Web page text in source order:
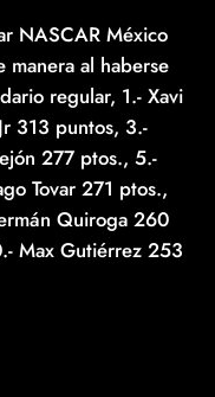
NASCAR México
al haberse
regular, 1.- Xavi
313 puntos, 3.-
277 ptos., 5.-
Tovar 271 ptos.,
Quiroga 260
Max Gutiérrez 253